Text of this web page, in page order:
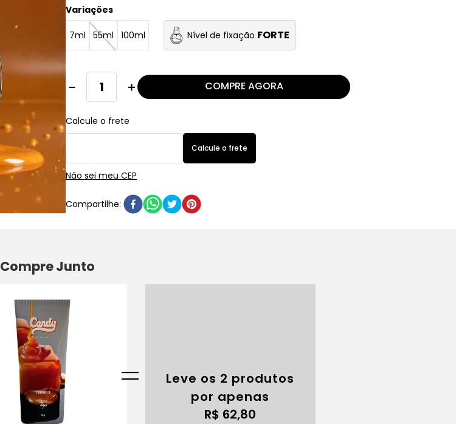
Variações
7ml 55ml 100ml Nível de fixação FORTE
＋
－ COMPRE AGORA
Não sei meu CEP
Compre Junto
=
Leve os 2 produtos
por apenas
R$ 62,80